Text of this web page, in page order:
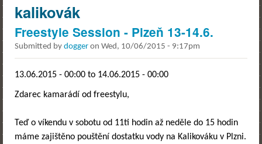
kalikovák
Freestyle Session - Plzeň 13-14.6.
Submitted by dogger on Wed, 10/06/2015 - 9:17pm
13.06.2015 - 00:00 to 14.06.2015 - 00:00
Zdarec kamarádí od freestylu,
Teď o víkendu v sobotu od 11ti hodin až neděle do 15 hodin
máme zajištěno pouštění dostatku vody na Kalikováku v Plzni.